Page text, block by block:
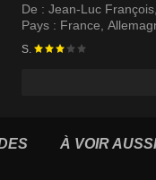
De : Jean-Luc François
Pays : France
S.
À VOIR AUSSI